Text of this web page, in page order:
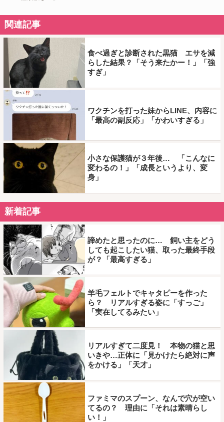
関連記事
食べ過ぎと診断された黒猫 エサを減
らした結果？「そう来たかー！」「強
すぎ」
ワクチンを打った妹からLINE、内容に
「最高の副反応」「かわいすぎる」
小さな保護猫が３年後… 「こんなに
変わるの！」「成長というより、変
身」
新着記事
諦めたと思ったのに… 飼い主をどう
しても起こしたい猫、取った最終手段
が？「最高すぎる」
羊毛フェルトでキャタピーを作った
ら？ リアルすぎる姿に「すっご」
「実在してるみたい」
リアルすぎて二度見！ 本物の猫と思
いきや…正体に「見かけたら絶対に声
をかける」「天才」
ファミマのスプーン、なんで穴が空い
てるの？ 理由に「それは素晴らし
い！」